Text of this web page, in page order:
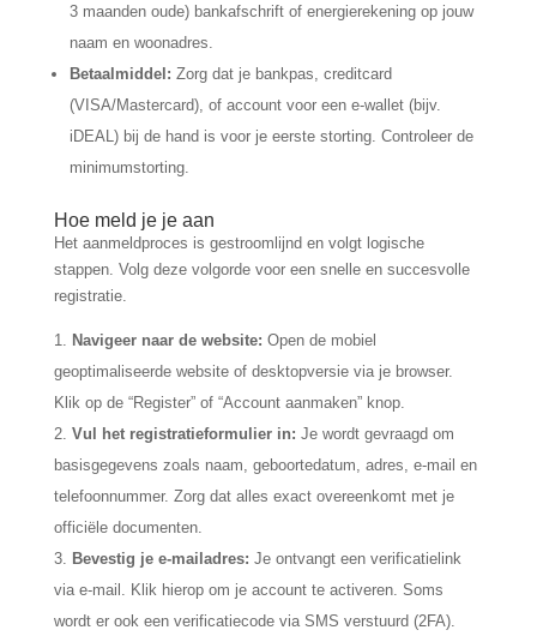
3 maanden oude) bankafschrift of energierekening op jouw
naam en woonadres.
Betaalmiddel: Zorg dat je bankpas, creditcard
(VISA/Mastercard), of account voor een e-wallet (bijv.
iDEAL) bij de hand is voor je eerste storting. Controleer de
minimumstorting.
Hoe meld je je aan
Het aanmeldproces is gestroomlijnd en volgt logische
stappen. Volg deze volgorde voor een snelle en succesvolle
registratie.
Navigeer naar de website: Open de mobiel
geoptimaliseerde website of desktopversie via je browser.
Klik op de “Register” of “Account aanmaken” knop.
Vul het registratieformulier in: Je wordt gevraagd om
basisgegevens zoals naam, geboortedatum, adres, e-mail en
telefoonnummer. Zorg dat alles exact overeenkomt met je
officiële documenten.
Bevestig je e-mailadres: Je ontvangt een verificatielink
via e-mail. Klik hierop om je account te activeren. Soms
wordt er ook een verificatiecode via SMS verstuurd (2FA).